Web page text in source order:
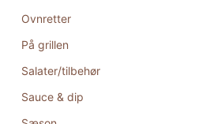
Ovnretter
På grillen
Salater/tilbehør
Sauce & dip